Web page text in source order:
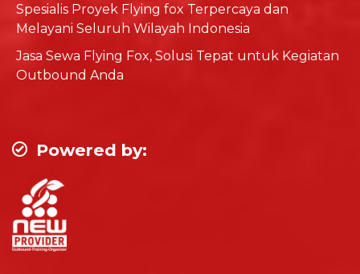
Spesialis Proyek Flying fox Terpercaya dan
Melayani Seluruh Wilayah Indonesia
Jasa Sewa Flying Fox, Solusi Tepat untuk Kegiatan
Outbound Anda
Powered by: